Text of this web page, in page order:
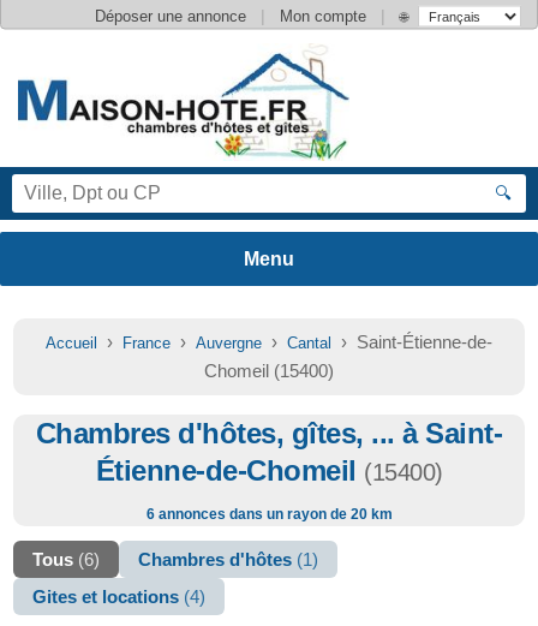
Déposer une annonce | Mon compte | 🌐
🔍
Accueil › France › Auvergne › Cantal
› Saint-Étienne-de-
Chomeil (15400)
Chambres d'hôtes, gîtes, ... à Saint-
Étienne-de-Chomeil (15400)
6 annonces dans un rayon de 20 km
Tous (6) Chambres d'hôtes (1)
Gites et locations (4)